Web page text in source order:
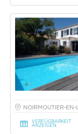
NOIRMOUTIER-
VERFÜGBARKEIT
ANZEIGEN